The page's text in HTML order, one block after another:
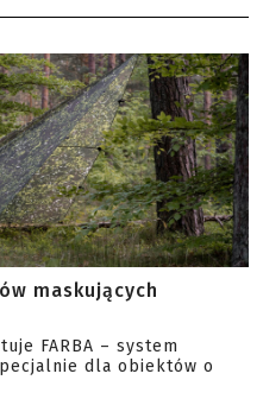
maskujących
FARBA – system
dla obiektów o